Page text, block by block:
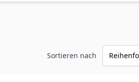
Sortieren nach